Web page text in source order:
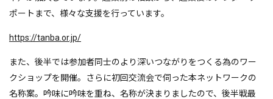
ポートまで、様々な支援を行っています。
https://tanba.or.jp/
また、後半では参加者同士のより深いつながりをつくる為のワー
クショップを開催。さらに初回交流会で伺った本ネットワークの
名称案。吟味に吟味を重ね、名称が決まりましたので、後半戦最